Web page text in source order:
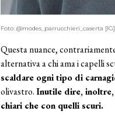
Foto: @modes_parrucchieri_caserta [IG]
Questa nuance,
alternativa a chi ama i capelli
scaldare ogni tipo di
olivastro.Inutile dire, inoltre,
chiari che con quelli scuri.